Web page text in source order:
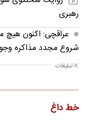
رهبری
عراقچی: اکنون هیچ
شروع مجدد مذاکره
واکنش بازیکن
پزشکیان: هیچ مانع
نتوانیم آن را حل کنیم
تبلیغات
خط داغ